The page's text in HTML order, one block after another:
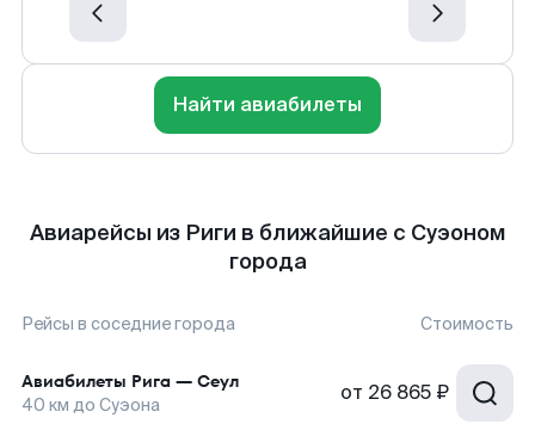
Найти авиабилеты
Авиарейсы из Риги в ближайшие с Суэоном
города
Рейсы в соседние города Стоимость
Авиабилеты Рига — Сеул
40 км до Суэона от 26 865 ₽